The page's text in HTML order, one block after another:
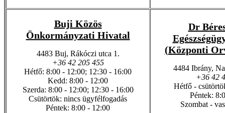
Buji Közös
Önkormányzati Hivatal
4483 Buj, Rákóczi utca 1.
+36 42 205 455
Hétfő: 8:00 - 12:00; 12:30 - 16:00
Kedd: 8:00 - 12:00
Szerda: 8:00 - 12:00; 12:30 - 16:00
Csütörtök: nincs ügyfélfogadás
Péntek: 8:00 - 12:00
Dr
(Központi
4484 Ibrány,
+36 42
Hétfő -
Péntek:
Szombat -